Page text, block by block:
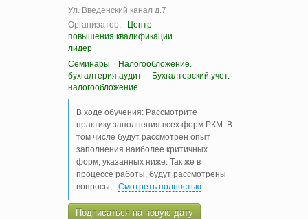
Ул. Введенский канал д.7
Организатор:
Центр
повышения квалификации
лидер
Семинары
Налогообложение.
бухгалтерия.аудит
Бухгалтерский учет.
налогообложение.
В ходе обучения: Рассмотрите
практику заполнения всех форм РКМ. В
том числе будут рассмотрен опыт
заполнения наиболее критичных
форм, указанных ниже. Так же в
процессе работы, будут рассмотрены
вопросы,
Смотреть полностью
Подписаться на новую дату